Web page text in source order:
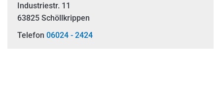
Industriestr. 11
63825 Schöllkrippen
Telefon 06024 - 2424